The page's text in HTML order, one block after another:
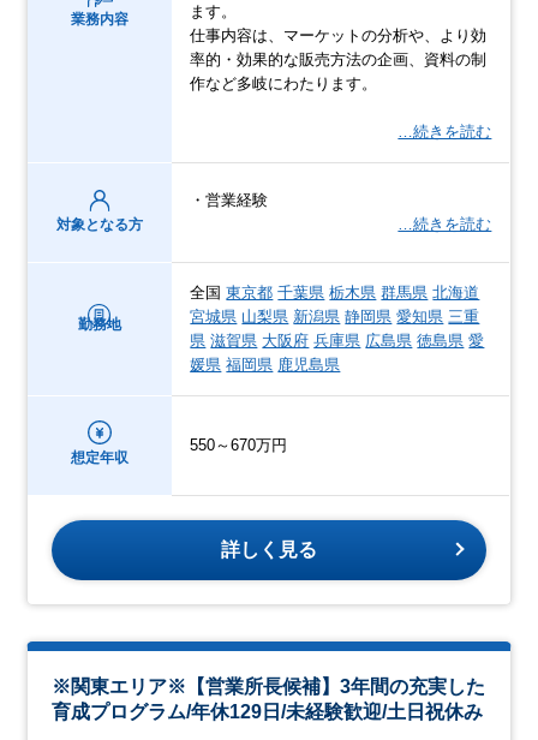
業務内容
ます。
仕事内容は、マーケットの分析や、より効
率的・効果的な販売方法の企画、資料の制
作など多岐にわたります。
…続きを読む
対象となる方
・営業経験
…続きを読む
勤務地
全国東京都 千葉県 栃木県 群馬県 北海道
宮城県 山梨県 新潟県 静岡県 愛知県 三重
県 滋賀県 大阪府 兵庫県 広島県 徳島県 愛
媛県 福岡県 鹿児島県
想定年収
550～670万円
詳しく見る
※関東エリア※【営業所長候補】3年間の充実した
育成プログラム/年休129日/未経験歓迎/土日祝休み